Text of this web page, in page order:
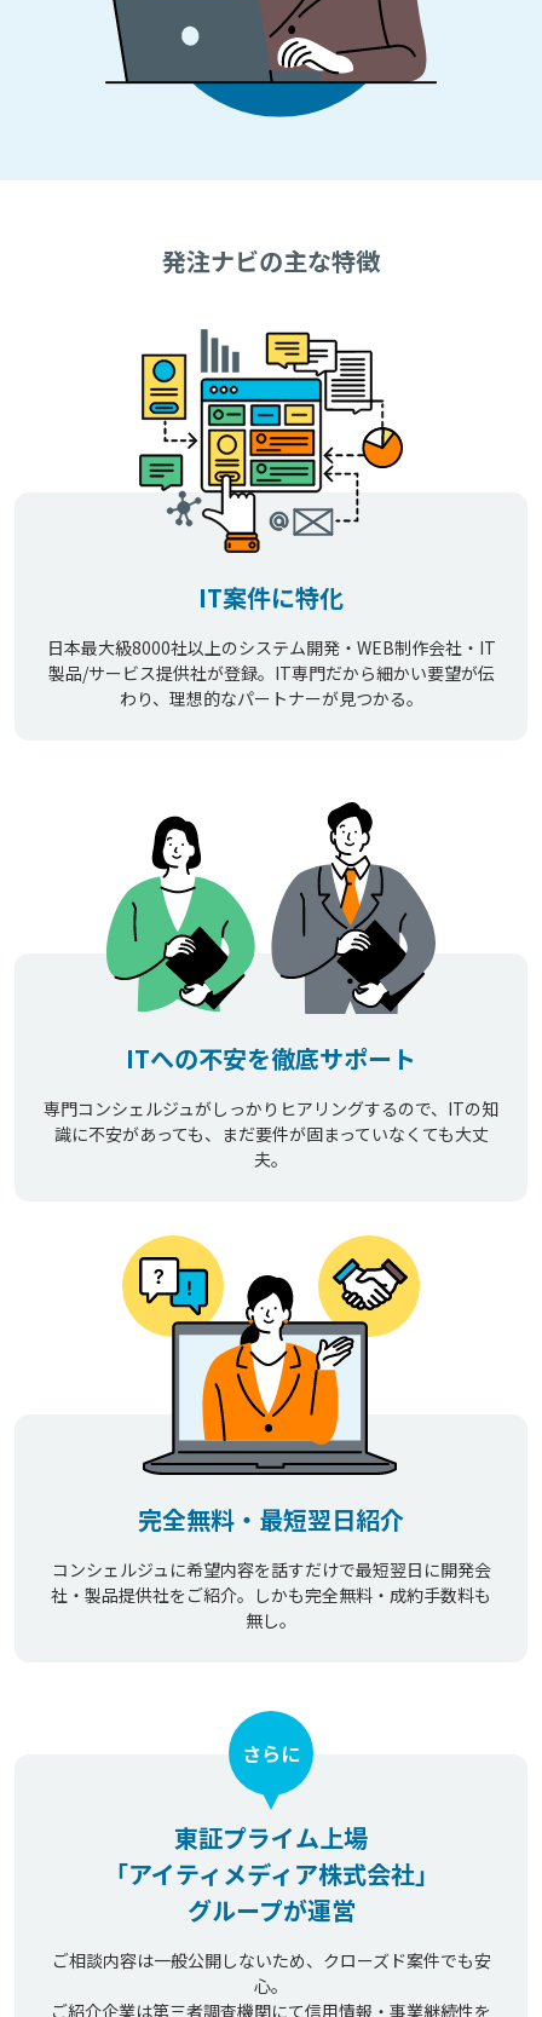
発注ナビの主な特徴
IT案件に特化
日本最大級8000社以上のシステム開発・WEB制作会社・IT
製品/サービス提供社が登録。IT専門だから細かい要望が伝
わり、理想的なパートナーが見つかる。
ITへの不安を徹底サポート
専門コンシェルジュがしっかりヒアリングするので、ITの知
識に不安があっても、まだ要件が固まっていなくても大丈
夫。
完全無料・最短翌日紹介
コンシェルジュに希望内容を話すだけで最短翌日に開発会
社・製品提供社をご紹介。しかも完全無料・成約手数料も
無し。
東証プライム上場
「アイティメディア株式会社」
グループが運営
さらに
ご相談内容は一般公開しないため、クローズド案件でも安
心。
ご紹介企業は第三者調査機関にて信用情報・事業継続性を